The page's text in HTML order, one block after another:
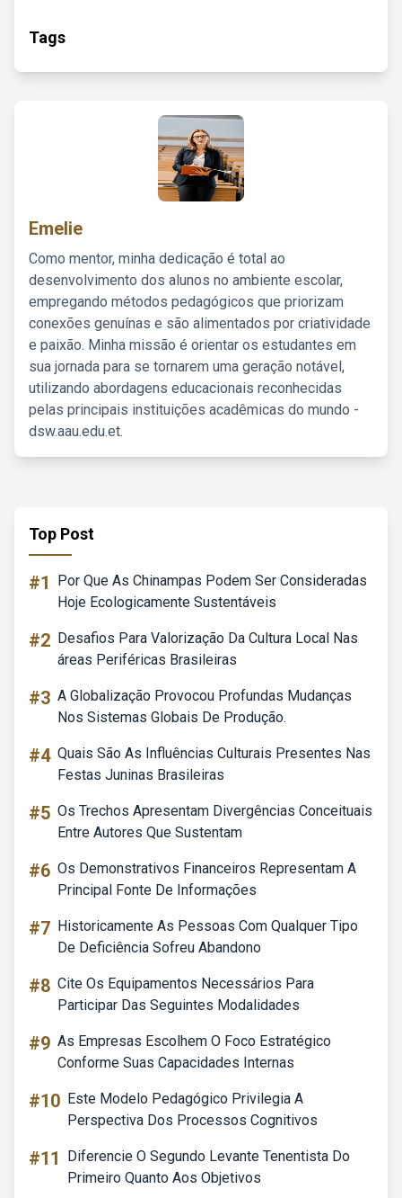
Tags
Emelie
Como mentor, minha dedicação é total ao
desenvolvimento dos alunos no ambiente escolar,
empregando métodos pedagógicos que priorizam
conexões genuínas e são alimentados por criatividade
e paixão. Minha missão é orientar os estudantes em
sua jornada para se tornarem uma geração notável,
utilizando abordagens educacionais reconhecidas
pelas principais instituições acadêmicas do mundo -
dsw.aau.edu.et.
Top Post
#1
Por Que As Chinampas Podem Ser Consideradas
Hoje Ecologicamente Sustentáveis
#2 Desafios Para Valorização Da Cultura Local Nas
áreas Periféricas Brasileiras
#3 A Globalização Provocou Profundas Mudanças
Nos Sistemas Globais De Produção.
#4 Quais São As Influências Culturais Presentes Nas
Festas Juninas Brasileiras
#5 Os Trechos Apresentam Divergências Conceituais
Entre Autores Que Sustentam
#6 Os Demonstrativos Financeiros Representam A
Principal Fonte De Informações
#7 Historicamente As Pessoas Com Qualquer Tipo
De Deficiência Sofreu Abandono
#8 Cite Os Equipamentos Necessários Para
Participar Das Seguintes Modalidades
#9 As Empresas Escolhem O Foco Estratégico
Conforme Suas Capacidades Internas
#10 Este Modelo Pedagógico Privilegia A
Perspectiva Dos Processos Cognitivos
#11
Diferencie O Segundo Levante Tenentista Do
Primeiro Quanto Aos Objetivos